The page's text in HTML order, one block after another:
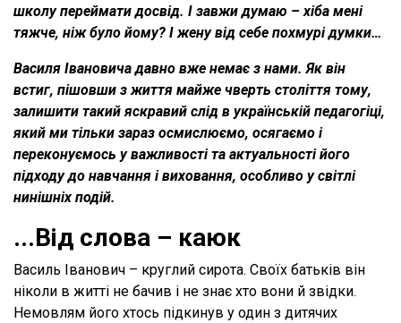
школу переймати досвід. І завжи думаю – хіба мені
тяжче, ніж було йому? І жену від себе похмурі думки…
Василя Івановича давно вже немає з нами. Як він
встиг, пішовши з життя майже чверть століття тому,
залишити такий яскравий слід в українській педагогіці,
який ми тільки зараз осмислюємо, осягаємо і
переконуємось у важливості та актуальності його
підходу до навчання і виховання, особливо у світлі
нинішніх подій.
...Від слова – каюк
Василь Іванович – круглий сирота. Своїх батьків він
ніколи в житті не бачив і не знає хто вони й звідки.
Немовлям його хтось підкинув у один з дитячих